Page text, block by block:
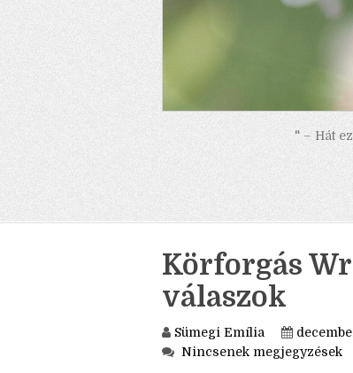
" – Hát
Körforgás
válaszok